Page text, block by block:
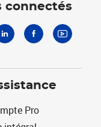
connectés
Pro